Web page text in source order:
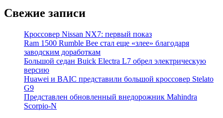
Свежие записи
Кроссовер Nissan NX7: первый показ
Ram 1500 Rumble Bee стал еще «злее» благодаря
заводским доработкам
Большой седан Buick Electra L7 обрел электрическую
версию
Huawei и BAIC представили большой кроссовер Stelato
G9
Представлен обновленный внедорожник Mahindra
Scorpio-N